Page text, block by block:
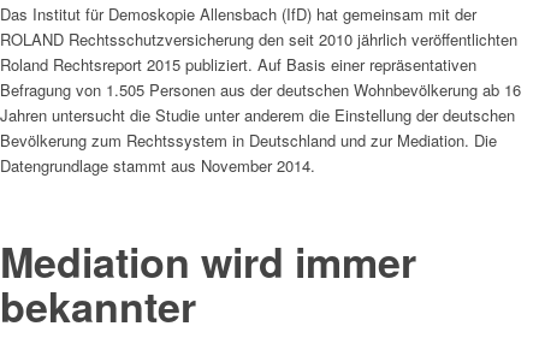
Das Institut für Demoskopie Allensbach (IfD) hat gemeinsam mit der
ROLAND Rechtsschutzversicherung den seit 2010 jährlich veröffentlichten
Roland Rechtsreport 2015 publiziert. Auf Basis einer repräsentativen
Befragung von 1.505 Personen aus der deutschen Wohnbevölkerung ab 16
Jahren untersucht die Studie unter anderem die Einstellung der deutschen
Bevölkerung zum Rechtssystem in Deutschland und zur Mediation. Die
Datengrundlage stammt aus November 2014.
Mediation wird immer
bekannter